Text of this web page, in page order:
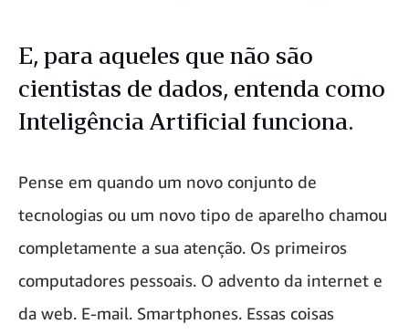
E, para aqueles que não são
cientistas de dados, entenda como
Inteligência Artificial funciona.
Pense em quando um novo conjunto de
tecnologias ou um novo tipo de aparelho chamou
completamente a sua atenção. Os primeiros
computadores pessoais. O advento da internet e
da web. E-mail. Smartphones. Essas coisas